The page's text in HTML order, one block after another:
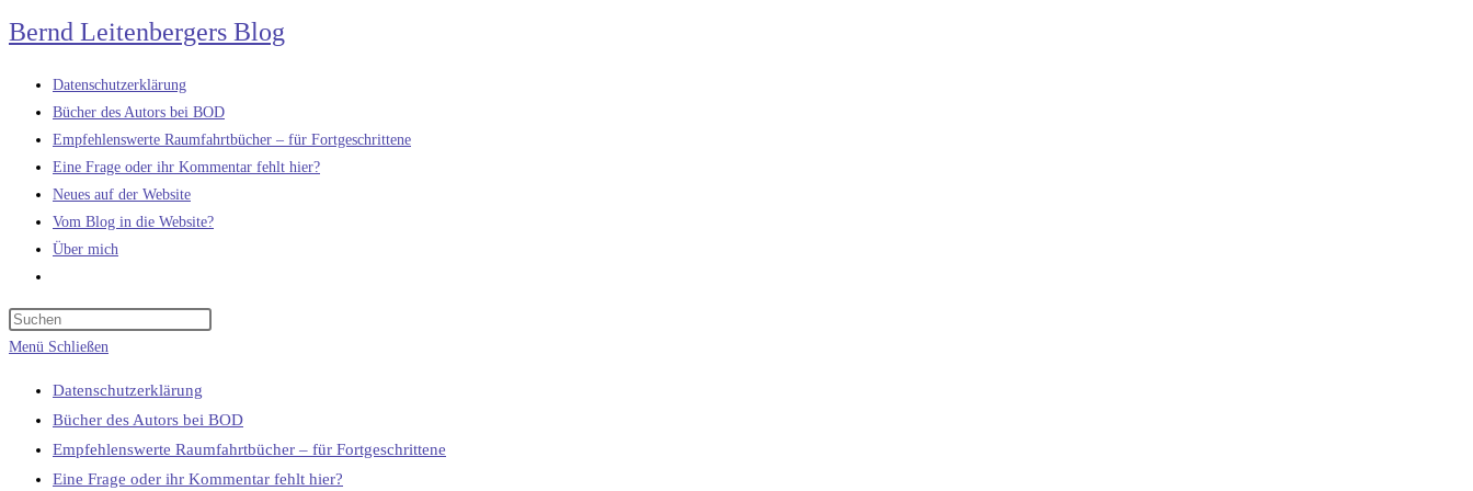
Zum
Inhalt
springen
Bernd Leitenbergers Blog
Datenschutzerklärung
Bücher des Autors bei BOD
Empfehlenswerte Raumfahrtbücher – für Fortgeschrittene
Eine Frage oder ihr Kommentar fehlt hier?
Neues auf der Website
Vom Blog in die Website?
Über mich
umschalten
Menü Schließen
Datenschutzerklärung
Bücher des Autors bei BOD
Empfehlenswerte Raumfahrtbücher – für Fortgeschrittene
Eine Frage oder ihr Kommentar fehlt hier?